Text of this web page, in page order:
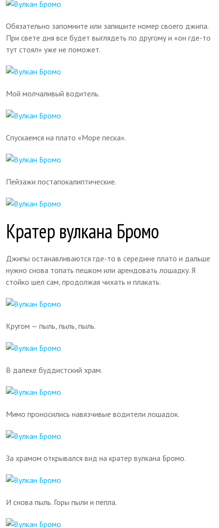
Обязательно запомните или запишите номер своего джипа.
При свете дня все будет выглядеть по другому и «он где-то
тут стоял» уже не поможет.
Мой молчаливый водитель.
Спускаемся на плато «Море песка».
Пейзажи постапокалиптические.
Кратер вулкана Бромо
Джипы останавливаются где-то в середине плато и дальше
нужно снова топать пешком или арендовать лошадку. Я
стойко шел сам, продолжая чихать и плакать.
Кругом — пыль, пыль, пыль.
В далеке буддистский храм.
Мимо проносились навязчивые водители лошадок.
За храмом открывался вид на кратер вулкана Бромо.
И снова пыль. Горы пыли и пепла.